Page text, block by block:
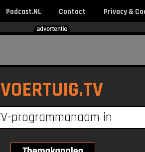
Podcast.NL Contact Privacy &
VOERTUIG.TV